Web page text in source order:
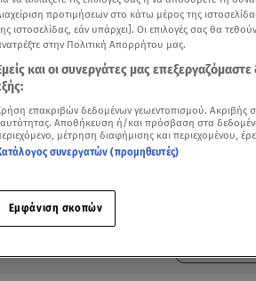
περισσότερα άρθρα μας στην αναζήτηση
Δείτε περισσότερα άρθρα μας
προτιμήσεων στο κάτω μέρος της
ιστοσελίδας, εάν υπάρχει]. Οι επιλογές σας θα
στην Πολιτική Απορρήτου μας.
και οι συνεργάτες μας
επακριβών δεδομένων γεωεντοπισμού. Ακριβής
Αποθήκευση ή/και πρόσβαση στα
μέτρηση διαφήμισης και περιεχομένου,
συνεργατών (προμηθευτές)
Εμφάνιση σκοπών